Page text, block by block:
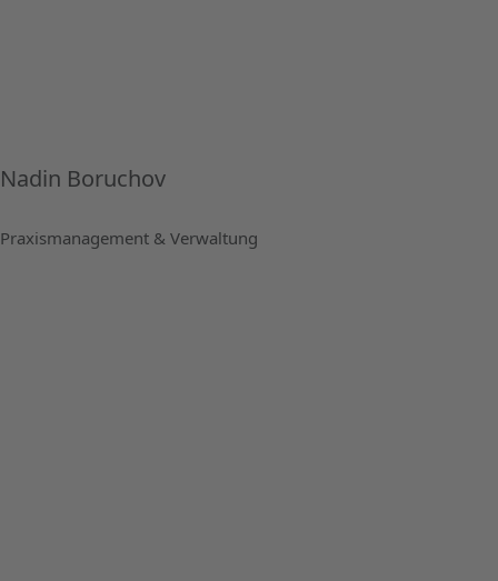
Nadin Boruchov
Praxismanagement & Verwaltung